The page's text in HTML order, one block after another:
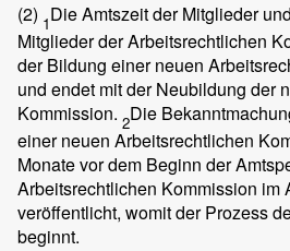
(2) 1Die Amtszeit der Mitglieder
Mitglieder der Arbeitsrechtlichen
der Bildung einer neuen
und endet mit der Neubildung der
Kommission. 2Die
einer neuen Arbeitsrechtlichen
Monate vor dem Beginn der
Arbeitsrechtlichen Kommission im
veröffentlicht, womit der Prozess
beginnt.